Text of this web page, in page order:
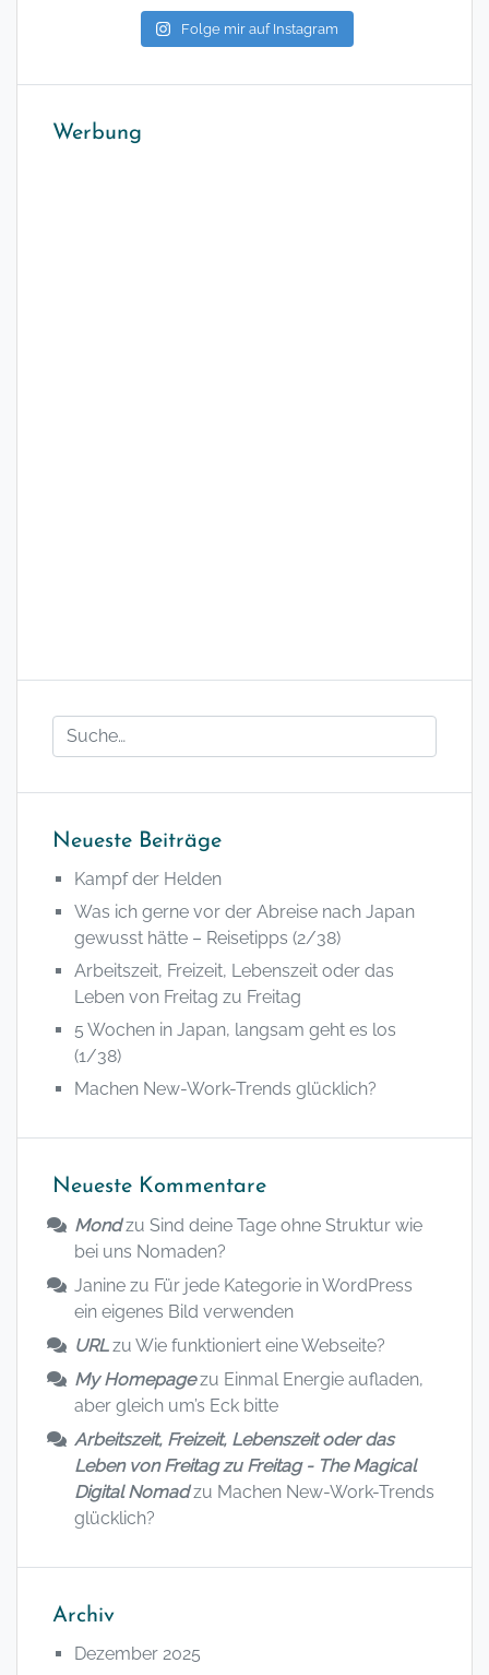
Folge mir auf Instagram
Werbung
Neueste Beiträge
Kampf der Helden
Was ich gerne vor der Abreise nach Japan
gewusst hätte – Reisetipps (2/38)
Arbeitszeit, Freizeit, Lebenszeit oder das
Leben von Freitag zu Freitag
5 Wochen in Japan, langsam geht es los
(1/38)
Machen New-Work-Trends glücklich?
Neueste Kommentare
Mondzu Sind deine Tage ohne Struktur wie
bei uns Nomaden?
Janine zu Für jede Kategorie in WordPress
ein eigenes Bild verwenden
URLzu Wie funktioniert eine Webseite?
My Homepagezu Einmal Energie aufladen,
aber gleich um’s Eck bitte
Arbeitszeit, Freizeit, Lebenszeit oder das
Leben von Freitag zu Freitag - The Magical
Digital Nomadzu Machen New-Work-Trends
glücklich?
Archiv
Dezember 2025